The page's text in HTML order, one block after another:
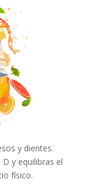
y dientes.
y equilibras el
físico.